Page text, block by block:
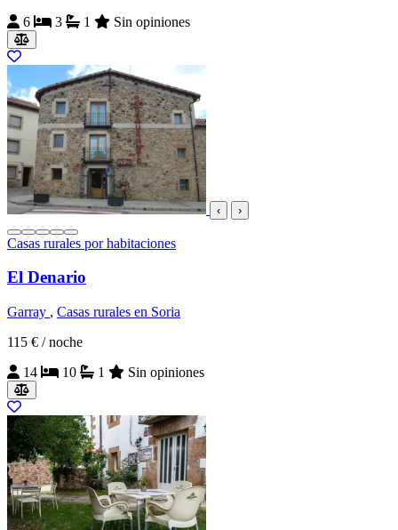
6
3 1 Sin opiniones
‹ ›
Casas rurales por habitaciones
El Denario
Garray , Casas rurales en Soria
115 € / noche
14
10 1 Sin opiniones